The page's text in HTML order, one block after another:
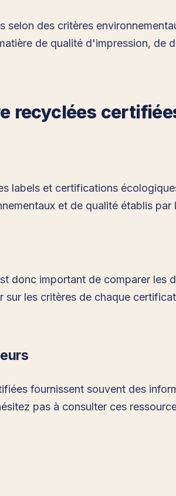
des critères
de qualité d'impression, de
recyclées
labels et certifications
et de qualité établis
donc important de comparer les
les critères de chaque
fournissent souvent des
pas à consulter ces